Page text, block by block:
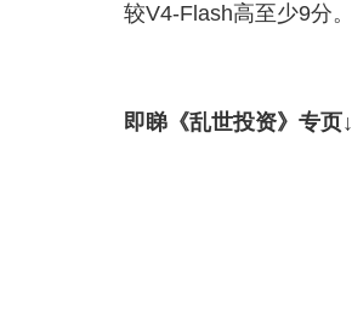
较V4-Flash高至少9分。
即睇《乱世投资》专页↓